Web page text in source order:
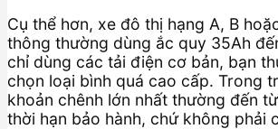
Cụ thể hơn, xe đô thị hạng A, B
thông thường dùng ắc quy 35Ah
chỉ dùng các tải điện cơ bản, bạn
chọn loại bình quá cao cấp. Trong
khoản chênh lớn nhất thường đến
thời hạn bảo hành, chứ không phải